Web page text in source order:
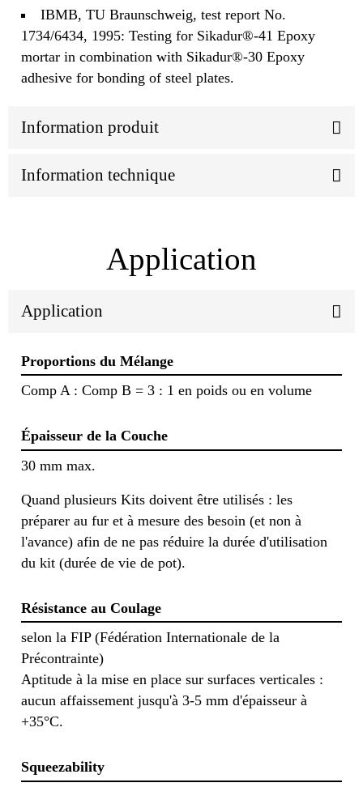
IBMB, TU Braunschweig, test report No.
1734/6434, 1995: Testing for Sikadur®-41 Epoxy
mortar in combination with Sikadur®-30 Epoxy
adhesive for bonding of steel plates.
Information produit
Information technique
Application
Application
Proportions du Mélange
Comp A : Comp B = 3 : 1 en poids ou en volume
Épaisseur de la Couche
30 mm max.
Quand plusieurs Kits doivent être utilisés : les
préparer au fur et à mesure des besoin (et non à
l'avance) afin de ne pas réduire la durée d'utilisation
du kit (durée de vie de pot).
Résistance au Coulage
selon la FIP (Fédération Internationale de la
Précontrainte)
Aptitude à la mise en place sur surfaces verticales :
aucun affaissement jusqu'à 3-5 mm d'épaisseur à
+35°C.
Squeezability